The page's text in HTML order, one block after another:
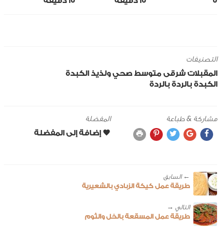
التصنيفات
المقبلات شرقى متوسط صحي ولذيذ الكبدة
الكبدة بالردة بالردة
مشاركة & طباعة المفضلة
← ‎السابق
طريقة عمل كيكة الزبادي بالشعيرية
طريقة عمل المسقعة بالخل والثوم